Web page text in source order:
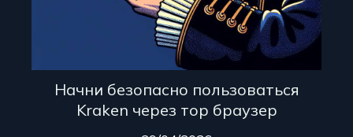
Начни безопасно пользоваться
Kraken через тор браузер